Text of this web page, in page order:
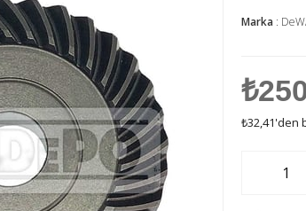
Marka :
₺32,41'den